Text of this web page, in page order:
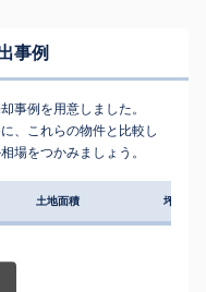
事例
事例を用意しました。
、これらの物件と比較し
場をつかみましょう。
土地面積 坪単価